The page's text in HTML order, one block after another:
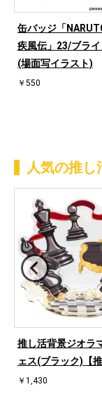
缶バッジ「
疾風伝」23/ブラ
(場面写イラスト)
￥550
人気の推し
推し活背景ジオラ
ェス(ブラック)【推
￥1,430